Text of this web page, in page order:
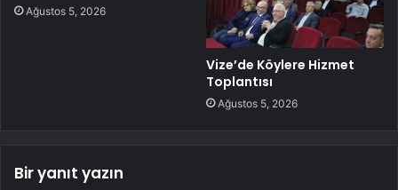
Ağustos 5, 2026
Vize’de Köylere Hizmet
Toplantısı
Ağustos 5, 2026
Bir yanıt yazın